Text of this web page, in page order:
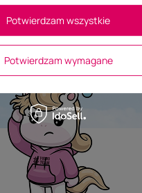
Zadaj pytanie
Potwierdzam wymagane
Potwierdzam wszystkie